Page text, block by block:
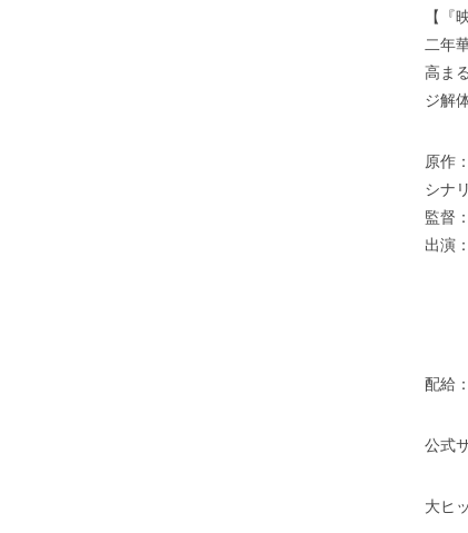
【『
二年
高ま
ジ解
原作
シナ
監督
出演
宮
松
池
矢
配給
公式
大ヒ